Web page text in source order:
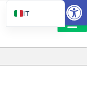
IT
EN